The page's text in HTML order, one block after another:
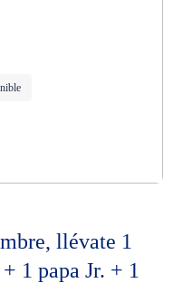
llévate 1
1 papa Jr. + 1